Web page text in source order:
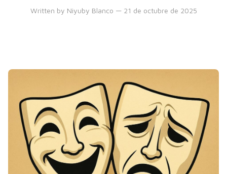
Written by Niyuby Blanco — 21 de octubre de 2025